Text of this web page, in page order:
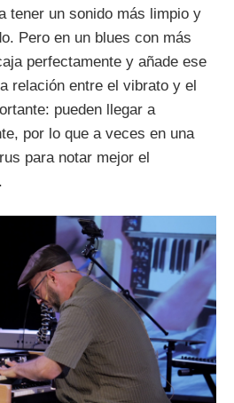
tener un sonido más limpio y
Pero en un blues con más
perfectamente y añade ese
relación entre el vibrato y el
pueden llegar a
por lo que a veces en una
para notar mejor el